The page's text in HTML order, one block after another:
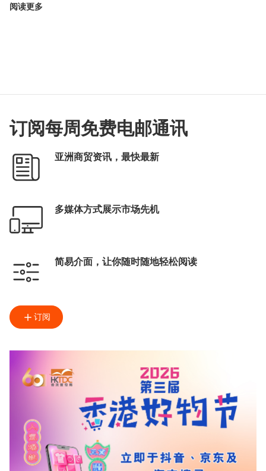
阅读更多
订阅每周免费电邮通讯
亚洲商贸资讯，最快最新
多媒体方式展示市场先机
简易介面，让你随时随地轻松阅读
订阅